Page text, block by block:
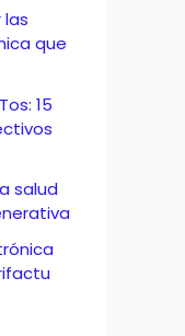
las
que
15
salud